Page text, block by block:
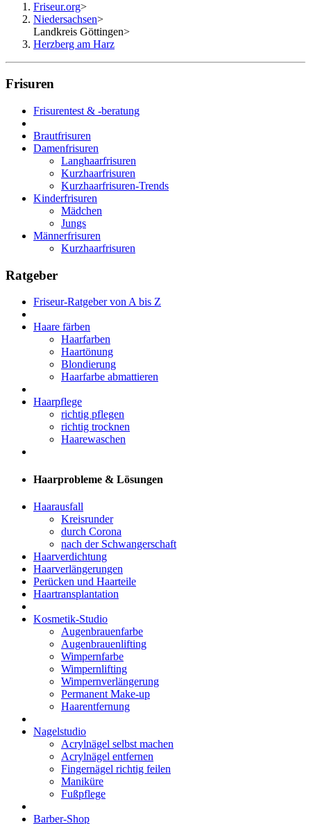
Friseur.org>
Niedersachsen>
Landkreis Göttingen>
Herzberg am Harz
Frisuren
Frisurentest & -beratung
Brautfrisuren
Damenfrisuren
Langhaarfrisuren
Kurzhaarfrisuren
Kurzhaarfrisuren-Trends
Kinderfrisuren
Mädchen
Jungs
Männerfrisuren
Kurzhaarfrisuren
Ratgeber
Friseur-Ratgeber von A bis Z
Haare färben
Haarfarben
Haartönung
Blondierung
Haarfarbe abmattieren
Haarpflege
richtig pflegen
richtig trocknen
Haarewaschen
Haarprobleme & Lösungen
Haarausfall
Kreisrunder
durch Corona
nach der Schwangerschaft
Haarverdichtung
Haarverlängerungen
Perücken und Haarteile
Haartransplantation
Kosmetik-Studio
Augenbrauenfarbe
Augenbrauenlifting
Wimpernfarbe
Wimpernlifting
Wimpernverlängerung
Permanent Make-up
Haarentfernung
Nagelstudio
Acrylnägel selbst machen
Acrylnägel entfernen
Fingernägel richtig feilen
Maniküre
Fußpflege
Barber-Shop